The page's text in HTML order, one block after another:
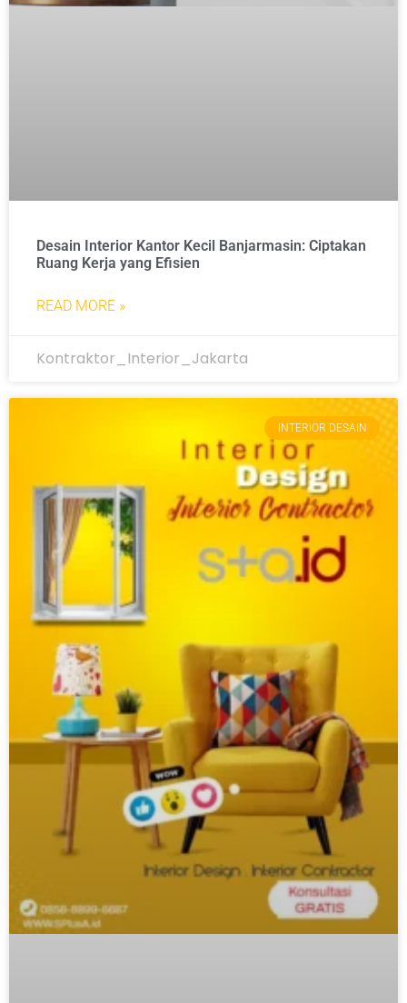
Desain Interior Kantor Kecil Banjarmasin: Ciptakan
Ruang Kerja yang Efisien
READ MORE »
Kontraktor_Interior_Jakarta
INTERIOR DESAIN